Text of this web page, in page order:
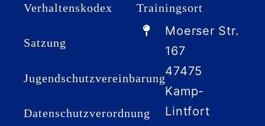
Verhaltenskodex
Satzung
Jugendschutzvereinbarung
Datenschutzverordnung
Trainingsort
Moerser Str.
167
47475
Kamp-
Lintfort